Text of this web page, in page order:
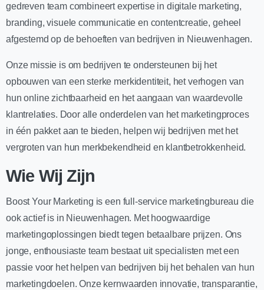
gedreven team combineert expertise in digitale marketing,
branding, visuele communicatie en contentcreatie, geheel
afgestemd op de behoeften van bedrijven in Nieuwenhagen.
Onze missie is om bedrijven te ondersteunen bij het
opbouwen van een sterke merkidentiteit, het verhogen van
hun online zichtbaarheid en het aangaan van waardevolle
klantrelaties. Door alle onderdelen van het marketingproces
in één pakket aan te bieden, helpen wij bedrijven met het
vergroten van hun merkbekendheid en klantbetrokkenheid.
Wie Wij Zijn
Boost Your Marketing is een full-service marketingbureau die
ook actief is in Nieuwenhagen. Met hoogwaardige
marketingoplossingen biedt tegen betaalbare prijzen. Ons
jonge, enthousiaste team bestaat uit specialisten met een
passie voor het helpen van bedrijven bij het behalen van hun
marketingdoelen. Onze kernwaarden innovatie, transparantie,